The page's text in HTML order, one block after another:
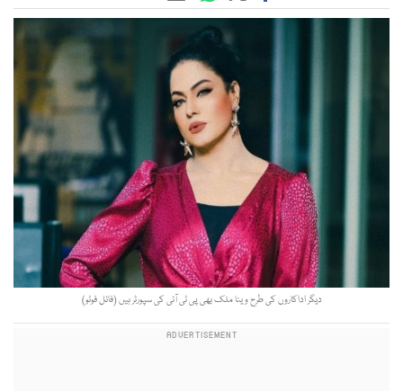
دیگر اداکاروں کی طرح وینا ملک بھی پی ٹی آئی کی سپورٹر ہیں (فائل فوٹو)